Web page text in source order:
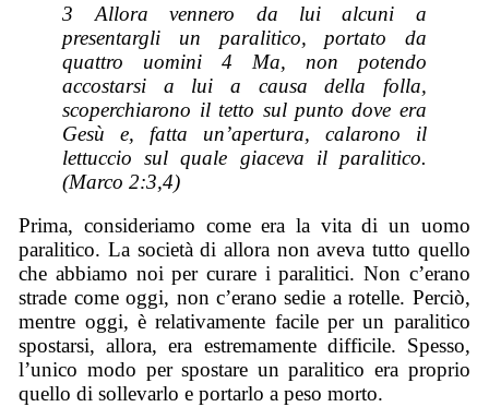
3 Allora vennero da lui alcuni a
presentargli un paralitico, portato da
quattro uomini 4 Ma, non potendo
accostarsi a lui a causa della folla,
scoperchiarono il tetto sul punto dove era
Gesù e, fatta un’apertura, calarono il
lettuccio sul quale giaceva il paralitico.
(Marco 2:3,4)
Prima, consideriamo come era la vita di un uomo
paralitico. La società di allora non aveva tutto quello
che abbiamo noi per curare i paralitici. Non c’erano
strade come oggi, non c’erano sedie a rotelle. Perciò,
mentre oggi, è relativamente facile per un paralitico
spostarsi, allora, era estremamente difficile. Spesso,
l’unico modo per spostare un paralitico era proprio
quello di sollevarlo e portarlo a peso morto.